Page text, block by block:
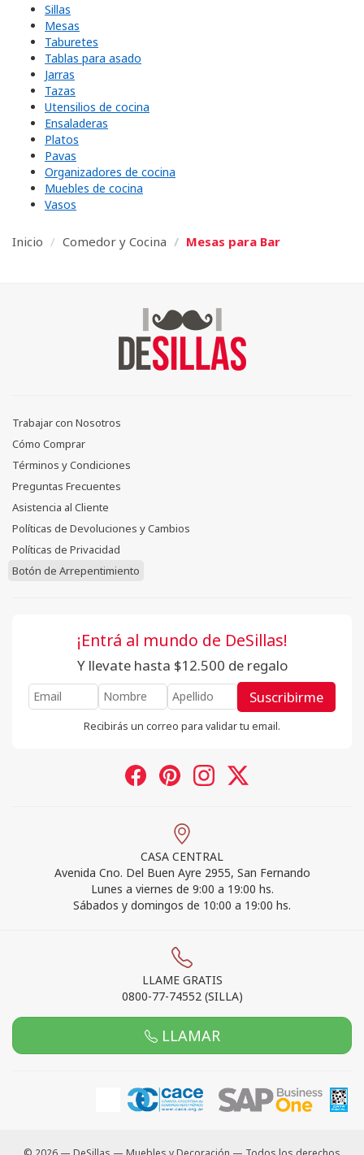
Sillas
Mesas
Taburetes
Tablas para asado
Jarras
Tazas
Utensilios de cocina
Ensaladeras
Platos
Pavas
Organizadores de cocina
Muebles de cocina
Vasos
Inicio Comedor y Cocina Mesas para Bar
Trabajar con Nosotros
Cómo Comprar
Términos y Condiciones
Preguntas Frecuentes
Asistencia al Cliente
Políticas de Devoluciones y Cambios
Políticas de Privacidad
Botón de Arrepentimiento
¡Entrá al mundo de DeSillas!
Y llevate hasta $12.500 de regalo
Suscribirme
Recibirás un correo para validar tu email.
CASA CENTRAL
Avenida Cno. Del Buen Ayre 2955, San Fernando
Lunes a viernes de 9:00 a 19:00 hs.
Sábados y domingos de 10:00 a 19:00 hs.
LLAME GRATIS
0800-77-74552 (SILLA)
LLAMAR